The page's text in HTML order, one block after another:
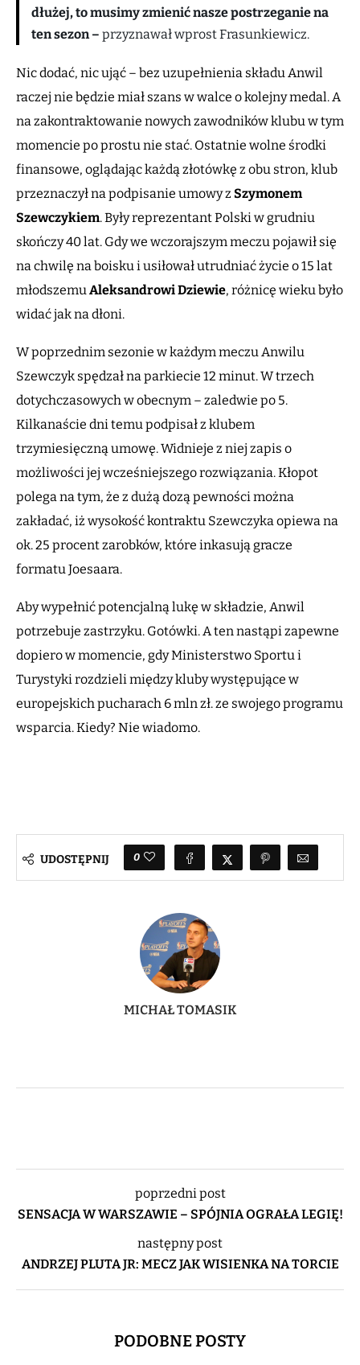
dłużej, to musimy zmienić nasze postrzeganie na
ten sezon – przyznawał wprost Frasunkiewicz.
Nic dodać, nic ująć – bez uzupełnienia składu Anwil
raczej nie będzie miał szans w walce o kolejny medal. A
na zakontraktowanie nowych zawodników klubu w tym
momencie po prostu nie stać. Ostatnie wolne środki
finansowe, oglądając każdą złotówkę z obu stron, klub
przeznaczył na podpisanie umowy z Szymonem
Szewczykiem. Były reprezentant Polski w grudniu
skończy 40 lat. Gdy we wczorajszym meczu pojawił się
na chwilę na boisku i usiłował utrudniać życie o 15 lat
młodszemuAleksandrowi Dziewie, różnicę wieku było
widać jak na dłoni.
W poprzednim sezonie w każdym meczu Anwilu
Szewczyk spędzał na parkiecie 12 minut. W trzech
dotychczasowych w obecnym – zaledwie po 5.
Kilkanaście dni temu podpisał z klubem
trzymiesięczną umowę. Widnieje z niej zapis o
możliwości jej wcześniejszego rozwiązania. Kłopot
polega na tym, że z dużą dozą pewności można
zakładać, iż wysokość kontraktu Szewczyka opiewa na
ok. 25 procent zarobków, które inkasują gracze
formatu Joesaara.
Aby wypełnić potencjalną lukę w składzie, Anwil
potrzebuje zastrzyku. Gotówki. A ten nastąpi zapewne
dopiero w momencie, gdy Ministerstwo Sportu i
Turystyki rozdzieli między kluby występujące w
europejskich pucharach 6 mln zł. ze swojego programu
wsparcia. Kiedy? Nie wiadomo.
UDOSTĘPNIJ 0
MICHAŁ TOMASIK
poprzedni post
SENSACJA W WARSZAWIE – SPÓJNIA OGRAŁA LEGIĘ!
następny post
ANDRZEJ PLUTA JR: MECZ JAK WISIENKA NA TORCIE
PODOBNE POSTY